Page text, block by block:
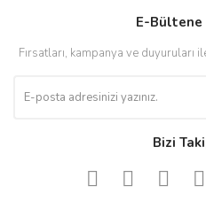
E-Bültene
Fırsatları, kampanya ve
Bizi